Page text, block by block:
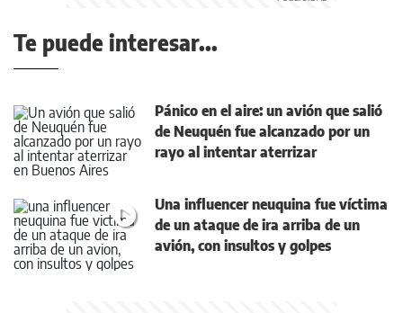
Te puede interesar...
Pánico en el aire: un avión que salió
de Neuquén fue alcanzado por un
rayo al intentar aterrizar
Una influencer neuquina fue víctima
de un ataque de ira arriba de un
avión, con insultos y golpes